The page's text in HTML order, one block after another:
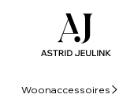
Woonaccessoires